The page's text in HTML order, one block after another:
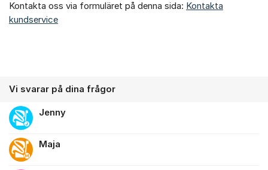
Kontakta oss via formuläret på denna sida: Kontakta
kundservice
Vi svarar på dina frågor
Jenny
Maja